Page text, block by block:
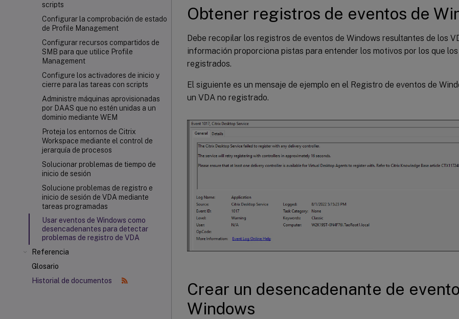
scripts
Configurar la comprobación de estado
de Profile Management
Configurar recursos compartidos de
SMB para que utilice Profile
Management
Configure los activadores de inicio y
cierre para las tareas con scripts
Administre máquinas aprovisionadas
por DAAS que no estén unidas a un
dominio mediante WEM
Proteja los entornos de Citrix
Workspace mediante el control de
jerarquía de procesos
Solucionar problemas de tiempo de
inicio de sesión
Solucione problemas de registro e
inicio de sesión de VDA mediante
tareas programadas
Usar eventos de Windows como
desencadenantes para detectar
problemas de registro de VDA
Referencia
Glosario
Historial de documentos
Obtener registros de eventos de
Debe recopilar los registros de eventos de Windows resultantes de los
información proporciona pistas para entender los motivos por los que
registrados.
El siguiente es un mensaje de ejemplo en el Registro de eventos de
un VDA no registrado.
Crear un desencadenante de
Windows